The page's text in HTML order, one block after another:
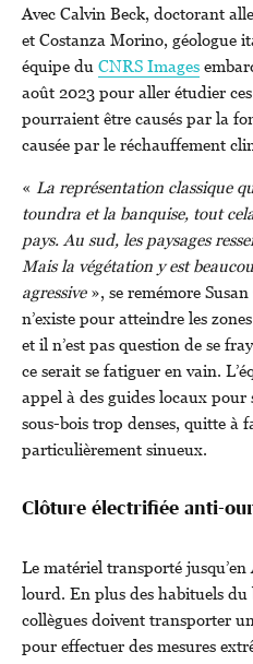
Avec Calvin Beck, doctorant
et Costanza Morino, géologue
équipe duCNRS Images
août 2023 pour aller étudier
pourraient être causés par la
causée par le réchauffement
« La représentation classique
toundra et la banquise, tout
pays. Au sud, les paysages
Mais la végétation y est
agressive», se remémore
n’existe pour atteindre les
et il n’est pas question de se
ce serait se fatiguer en vain.
appel à des guides locaux
sous-bois trop denses, quitte à
particulièrement sinueux.
Clôture électrifiée anti-
Le matériel transporté
lourd. En plus des habituels du
collègues doivent transporter
pour effectuer des mesures